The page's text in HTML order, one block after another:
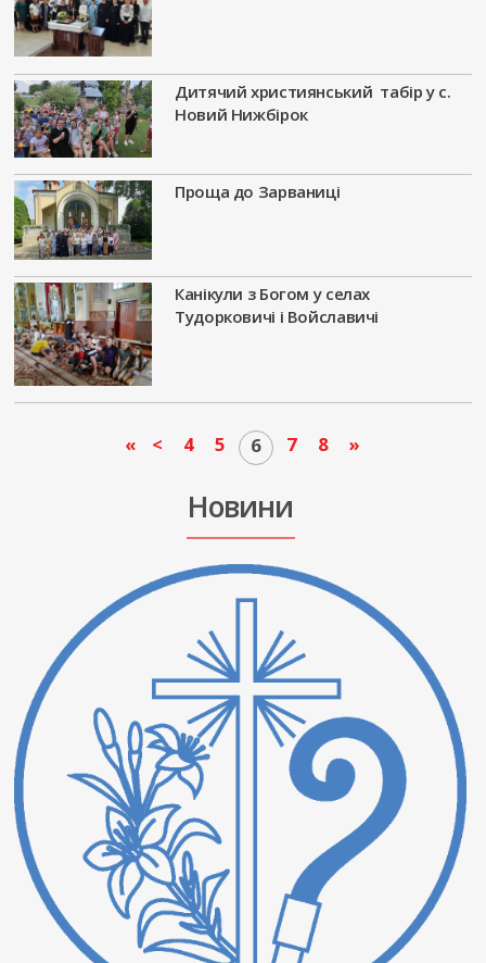
Дитячий християнський табір у с.
Новий Нижбірок
Проща до Зарваниці
Канікули з Богом у селах
Тудорковичі і Войславичі
« < 4 5 6 7 8 »
Новини